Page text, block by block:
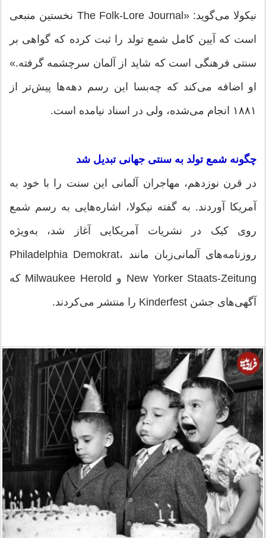
نیکولا می‌گوید: «The Folk-Lore Journal نخستین منبعی
است که آیین کامل شمع تولد را ثبت کرده که گواهی بر
سنتی فرهنگی است که شاید از آلمان سرچشمه گرفته.»
او اضافه می‌کند که چه‌بسا این رسم دهه‌ها پیش‌تر از
۱۸۸۱ انجام می‌شده، ولی در اسناد نیامده است.
چگونه شمع تولد به سنتی جهانی تبدیل شد
در قرن نوزدهم، مهاجران آلمانی این سنت را با خود به
آمریکا آوردند. به گفته نیکولا، اشاره‌هایی به رسم شمع
روی کیک در نشریات آمریکایی آغاز شد، به‌ویژه
روزنامه‌های آلمانی‌زبان مانند Philadelphia Demokrat،
New Yorker Staats-Zeitung و Milwaukee Herold که
آگهی‌های جشن Kinderfest را منتشر می‌کردند.